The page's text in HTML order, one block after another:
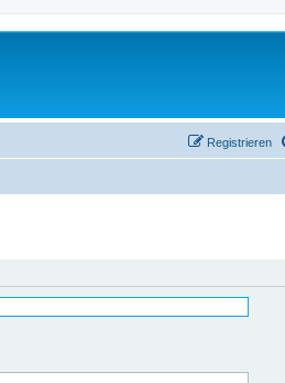
Registrieren